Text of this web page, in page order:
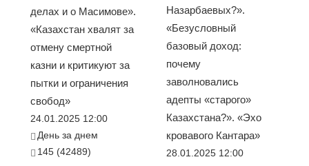
делах и о Масимове».
«Казахстан хвалят за
отмену смертной
казни и критикуют за
пытки и ограничения
свобод»
24.01.2025 12:00
День за днем
145 (42489)
Назарбаевых?».
«Безусловный
базовый доход:
почему
заволновались
адепты «старого»
Казахстана?». «Эхо
кровавого Кантара»
28.01.2025 12:00